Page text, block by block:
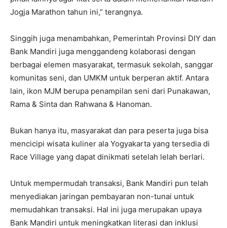
Jogja Marathon tahun ini,” terangnya.
Singgih juga menambahkan, Pemerintah Provinsi DIY dan
Bank Mandiri juga menggandeng kolaborasi dengan
berbagai elemen masyarakat, termasuk sekolah, sanggar
komunitas seni, dan UMKM untuk berperan aktif. Antara
lain, ikon MJM berupa penampilan seni dari Punakawan,
Rama & Sinta dan Rahwana & Hanoman.
Bukan hanya itu, masyarakat dan para peserta juga bisa
mencicipi wisata kuliner ala Yogyakarta yang tersedia di
Race Village yang dapat dinikmati setelah lelah berlari.
Untuk mempermudah transaksi, Bank Mandiri pun telah
menyediakan jaringan pembayaran non-tunai untuk
memudahkan transaksi. Hal ini juga merupakan upaya
Bank Mandiri untuk meningkatkan literasi dan inklusi